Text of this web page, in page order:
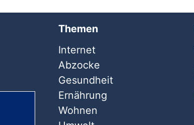
Themen
Internet
Abzocke
Gesundheit
Ernährung
Wohnen